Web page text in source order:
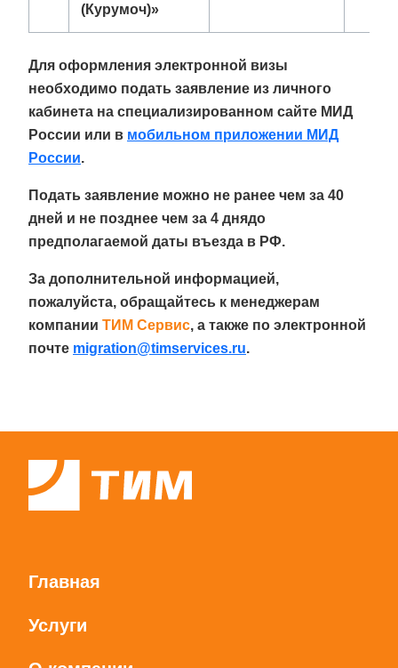
(Курумоч)»
Для оформления электронной визы
необходимо подать заявление из личного
кабинета на специализированном сайте МИД
России или в мобильном приложении МИД
России.
Подать заявление можно не ранее чем за 40
дней и не позднее чем за 4 днядо
предполагаемой даты въезда в РФ.
За дополнительной информацией,
пожалуйста, обращайтесь к менеджерам
компании ТИМ Сервис, а также по электронной
почте migration@timservices.ru.
Главная
Услуги